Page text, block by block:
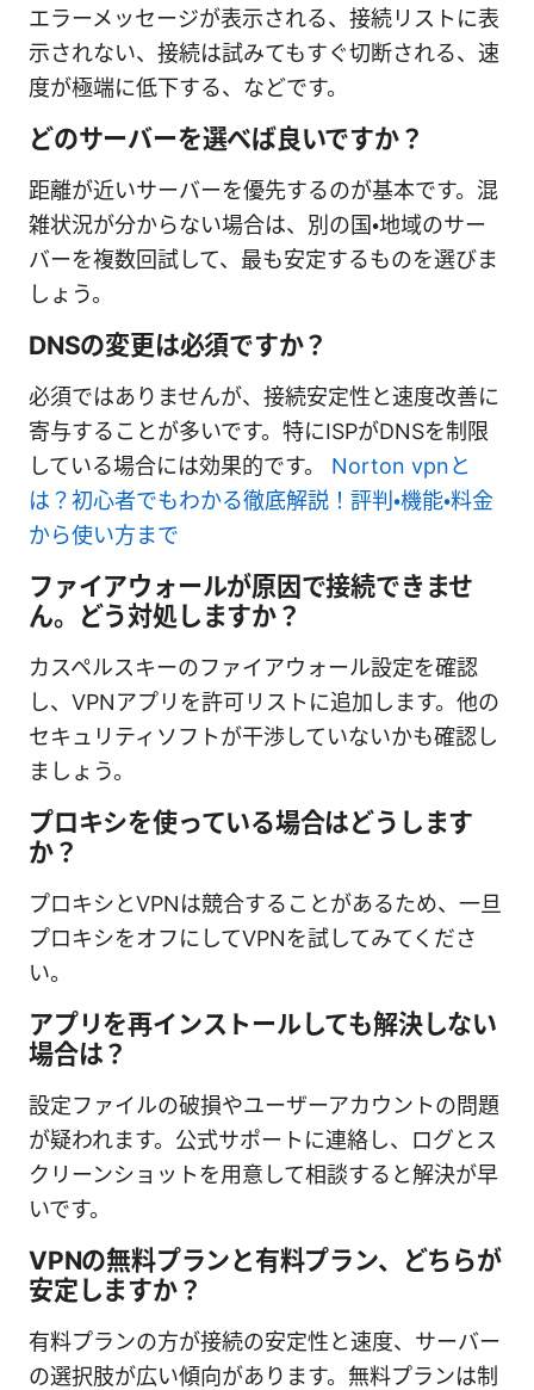
エラーメッセージが表示される、接続リストに表
示されない、接続は試みてもすぐ切断される、速
度が極端に低下する、などです。
どのサーバーを選べば良いですか？
距離が近いサーバーを優先するのが基本です。混
雑状況が分からない場合は、別の国・地域のサー
バーを複数回試して、最も安定するものを選びま
しょう。
DNSの変更は必須ですか？
必須ではありませんが、接続安定性と速度改善に
寄与することが多いです。特にISPがDNSを制限
している場合には効果的です。 Norton vpnと
は？初心者でもわかる徹底解説！評判・機能・料金
から使い方まで
ファイアウォールが原因で接続できませ
ん。どう対処しますか？
カスペルスキーのファイアウォール設定を確認
し、VPNアプリを許可リストに追加します。他の
セキュリティソフトが干渉していないかも確認し
ましょう。
プロキシを使っている場合はどうします
か？
プロキシとVPNは競合することがあるため、一旦
プロキシをオフにしてVPNを試してみてくださ
い。
アプリを再インストールしても解決しない
場合は？
設定ファイルの破損やユーザーアカウントの問題
が疑われます。公式サポートに連絡し、ログとス
クリーンショットを用意して相談すると解決が早
いです。
VPNの無料プランと有料プラン、どちらが
安定しますか？
有料プランの方が接続の安定性と速度、サーバー
の選択肢が広い傾向があります。無料プランは制